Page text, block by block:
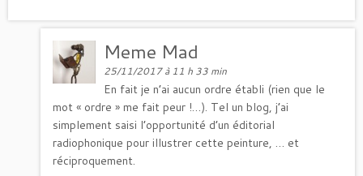
Meme Mad
25/11/2017 à 11 h 33 min
En fait je n’ai aucun ordre établi (rien que le
mot « ordre » me fait peur !…). Tel un blog, j’ai
simplement saisi l’opportunité d’un éditorial
radiophonique pour illustrer cette peinture, … et
réciproquement.